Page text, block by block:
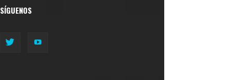
SÍGUENOS